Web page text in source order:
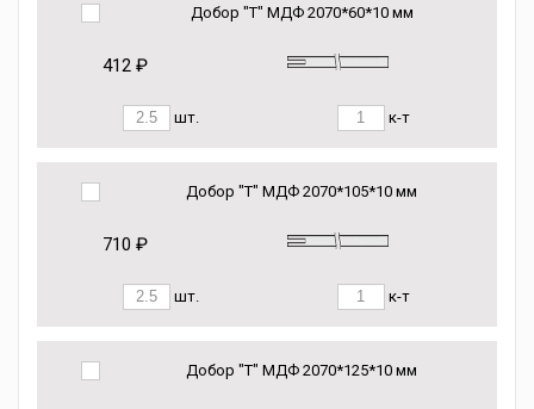
Добор "Т" МДФ 2070*60*10 мм
412 ₽
шт. к-т
Добор "Т" МДФ 2070*105*10 мм
710 ₽
шт. к-т
Добор "Т" МДФ 2070*125*10 мм